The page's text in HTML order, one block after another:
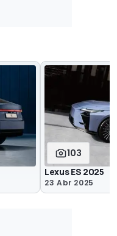
103
Lexus ES 2025
23 Abr 2025